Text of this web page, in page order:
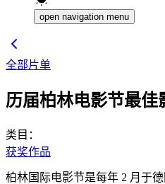
open navigation menu
全部片单
历届柏林电影节最佳
类目：
获奖作品
柏林国际电影节是每年 2 月于